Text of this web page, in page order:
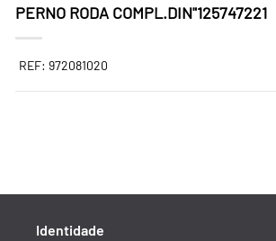
PERNO RODA COMPL.DIN"125747221
REF: 972081020
Identidade